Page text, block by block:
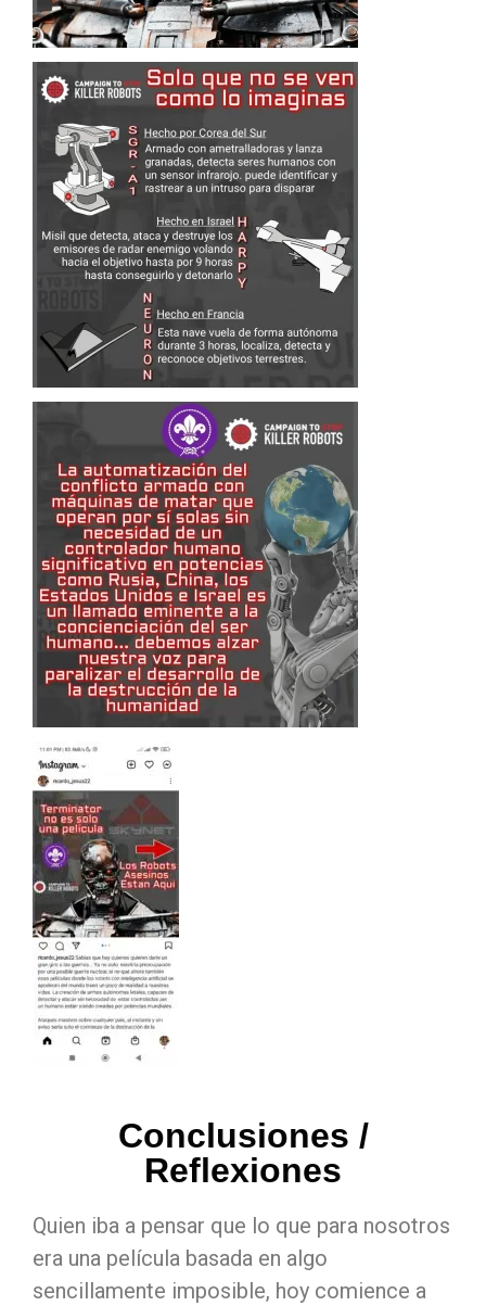
Conclusiones /
Reflexiones
Quien iba a pensar que lo que para nosotros
era una película basada en algo
sencillamente imposible, hoy comience a